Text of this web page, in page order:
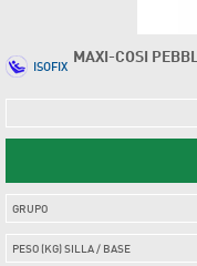
MAXI-COSI
ISOFIX
GRUPO
PESO (KG) SILLA / BASE